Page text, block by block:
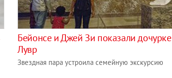
Бейонсе и Джей Зи показали дочурке
Лувр
Звездная пара устроила семейную экскурсию